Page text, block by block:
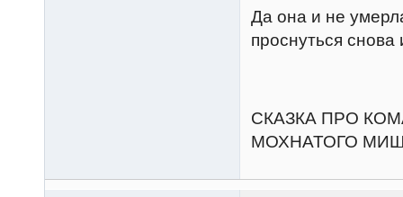
Да она и не
проснуться снова
СКАЗКА ПРО
МОХНАТОГО